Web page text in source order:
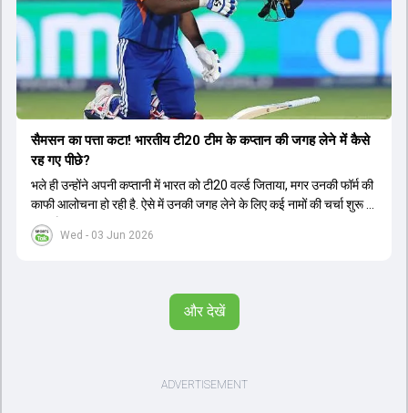
Wed - 03 Jun 2026
सैमसन का पत्ता कटा! भारतीय टी20 टीम के कप्तान की जगह लेने में कैसे
रह गए पीछे?
भले ही उन्होंने अपनी कप्तानी में भारत को टी20 वर्ल्ड जिताया, मगर उनकी फॉर्म की
काफी आलोचना हो रही है. ऐसे में उनकी जगह लेने के लिए कई नामों की चर्चा शुरू हो
चुकी है.
और देखें